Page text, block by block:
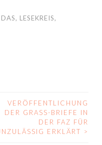
, LESEKREIS,
VERÖFFENTLICHUNG
DER GRASS-BRIEFE IN
DER FAZ FÜR
ERKLÄRT >